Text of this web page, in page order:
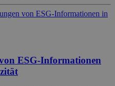
ESG-Informationen